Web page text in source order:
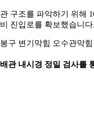
구조를 파악하기 위해
진입로를 확보했습니다.
구 변기막힘 오수관막
관 내시경 정밀 검사를